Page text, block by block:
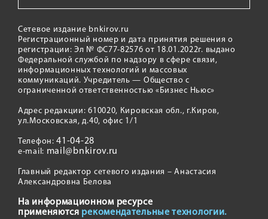
Сетевое издание bnkirov.ru
Регистрационный номер и дата принятия решения о
регистрации: Эл № ФС77-82576 от 18.01.2022г. выдано
Федеральной службой по надзору в сфере связи,
информационных технологий и массовых
коммуникаций. Учредитель — Общество с
ограниченной ответственностью «Бизнес Ньюс»
Адрес редакции: 610020, Кировская обл., г.Киров,
ул.Московская, д.40, офис 1/1
Телефон:41-04-28
e-mail: mail@bnkirov.ru
Главный редактор сетевого издания – Анастасия
Александровна Белова
На информационном ресурсе
применяются рекомендательные технологии.